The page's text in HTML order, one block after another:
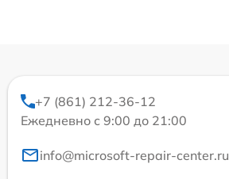
+7 (861) 212-36-12
Ежедневно с 9:00 до 21:00
info@microsoft-repair-center.ru